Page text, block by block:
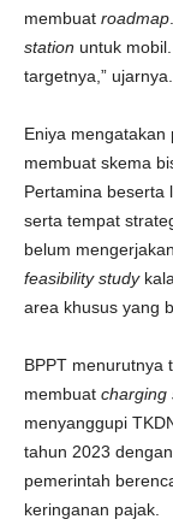
membuat roadmap
station untuk
targetnya,” ujarnya.
Eniya mengatakan
membuat skema
Pertamina beserta
serta tempat
belum
feasibility study
area khusus yang
BPPT menurutnya
membuat charging
menyanggupi
tahun 2023
pemerintah
keringanan pajak.